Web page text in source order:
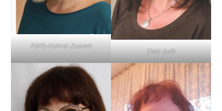
Pálffy-Kalmár Zsanett
Dani Judit